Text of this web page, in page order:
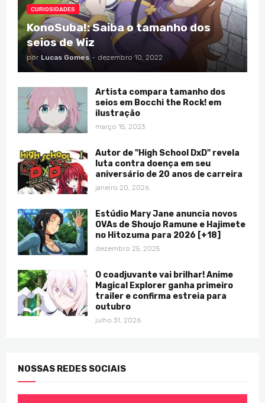
CURIOSIDADES
KonoSuba!: Saiba o tamanho dos
seios de Wiz
por Lucas Gomes - dezembro 10, 2022
Artista compara tamanho dos
seios em Bocchi the Rock! em
ilustração
março 15, 2023
Autor de "High School DxD" revela
luta contra doença em seu
aniversário de 20 anos de carreira
janeiro 20, 2026
Estúdio Mary Jane anuncia novos
OVAs de Shoujo Ramune e Hajimete
no Hitozuma para 2026 [+18]
dezembro 25, 2025
O coadjuvante vai brilhar! Anime
Magical Explorer ganha primeiro
trailer e confirma estreia para
outubro
julho 31, 2026
NOSSAS REDES SOCIAIS